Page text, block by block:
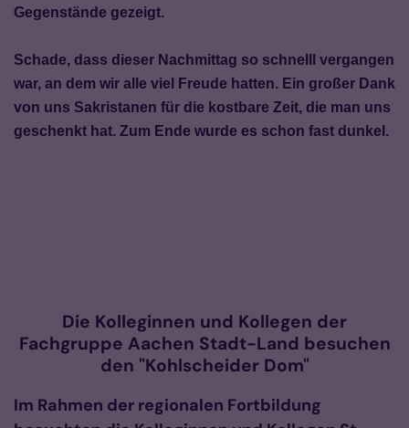
Gegenstände gezeigt.
Schade, dass dieser Nachmittag so schnelll vergangen
war, an dem wir alle viel Freude hatten. Ein großer Dank
von uns Sakristanen für die kostbare Zeit, die man uns
geschenkt hat. Zum Ende wurde es schon fast dunkel.
Die Kolleginnen und Kollegen der
Fachgruppe Aachen Stadt-Land besuchen
den "Kohlscheider Dom"
Im Rahmen der regionalen Fortbildung